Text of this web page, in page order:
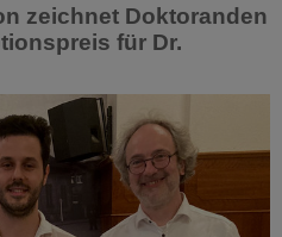
zeichnet Doktoranden
für Dr.